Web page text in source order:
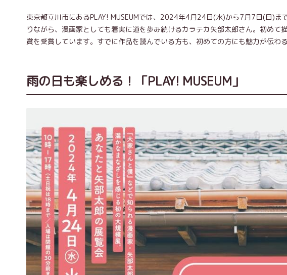
東京都立川市にあるPLAY! MUSEUMでは、2024年4月24日(水)から7月7日(日)
りながら、漫画家としても着実に道を歩み続けるカラテカ矢部太郎さん。初め
賞を受賞しています。すでに作品を読んでいる方も、初めての方にも魅力が伝わ
雨の日も楽しめる！「PLAY! MUSEUM」